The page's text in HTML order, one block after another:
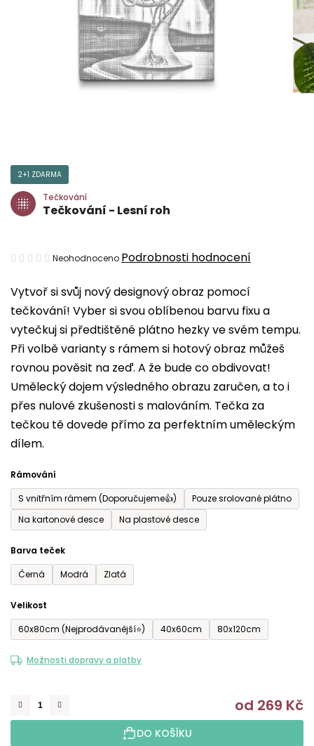
Vytvoř si svůj nový designový obraz pomocí
tečkování! Vyber si svou oblíbenou barvu fixu a
vytečkuj si předtištěné plátno hezky ve svém tempu.
Při volbě varianty s rámem si hotový obraz můžeš
rovnou pověsit na zeď. A že bude co obdivovat!
Umělecký dojem výsledného obrazu zaručen, a to i
přes nulové zkušenosti s malováním. Tečka za
tečkou tě dovede přímo za perfektním uměleckým
dílem.
Rámování
S vnitřním rámem (Doporučujeme👍)
Pouze srolované plátno
Na kartonové desce
Na plastové desce
Barva teček
Černá
Modrá Zlatá
Velikost
60x80cm (Nejprodávanější⭐)
40x60cm 80x120cm
Možnosti dopravy a platby
od 269 Kč
DO KOŠÍKU
2+1 ZDARMA
Tečkování
Tečkování - Lesní roh
Průměrné
produktu
je
0,0
z
5
hvězdiček.
Neohodnoceno Podrobnosti hodnocení